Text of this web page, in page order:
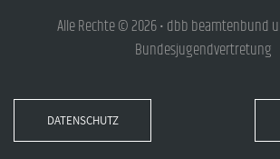
Alle Rechte © 2026 • dbb beamtenbund
Bundesjugendvertretung
DATENSCHUTZ